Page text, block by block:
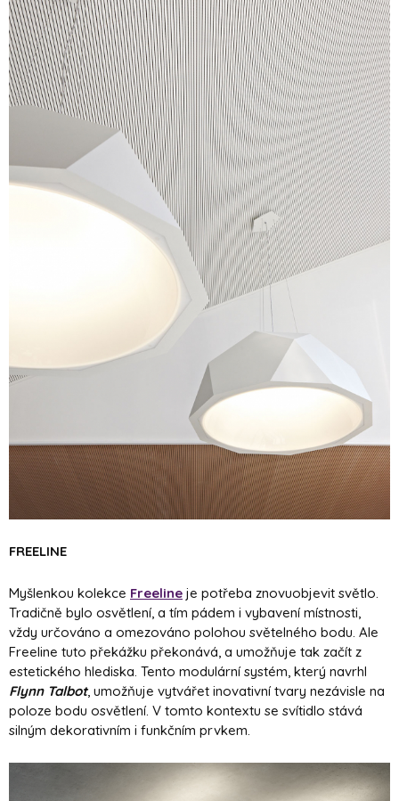
FREELINE
Myšlenkou kolekce Freeline je potřeba znovuobjevit světlo.
Tradičně bylo osvětlení, a tím pádem i vybavení místnosti,
vždy určováno a omezováno polohou světelného bodu. Ale
Freeline tuto překážku překonává, a umožňuje tak začít z
estetického hlediska. Tento modulární systém, který navrhl
Flynn Talbot, umožňuje vytvářet inovativní tvary nezávisle na
poloze bodu osvětlení. V tomto kontextu se svítidlo stává
silným dekorativním i funkčním prvkem.